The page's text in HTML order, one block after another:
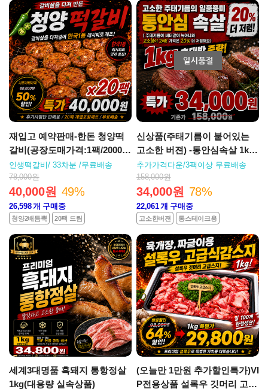
재입고 예약판매-한돈 청양떡
갈비(공장도매가격:1팩/2000
원) 땡초청양2배 떡갈비 20팩
세트(청양 떡갈비)
인생떡갈비/ 33차분 /무료배송
78,000원
40,000원 49%
26,598개 구매중
청양2배듬뿍 20팩 드림
신상품(주태기름이 붙어있는
고소한 버젼) -통안심속살 1kg
대용량(지방손질 선택가능)
추가가격다운/3팩이상 무료배송
158,000원
34,000원 78%
22,061개 구매중
고소한버젼 통스테이크용
세계3대명품 흑돼지 통항정살
1kg(대용량 실속상품)
(오늘만 1만원 추가할인특가)VI
P전용상품 설록우 깃머리 고급